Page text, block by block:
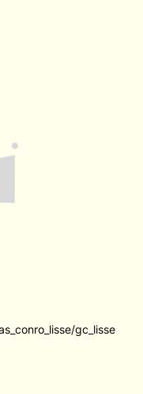
gc_lisse